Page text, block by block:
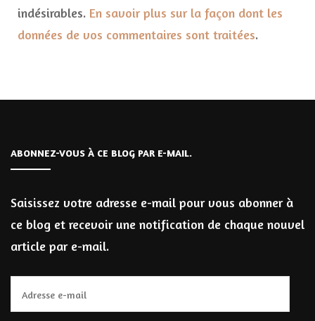
indésirables. En savoir plus sur la façon dont les
données de vos commentaires sont traitées.
ABONNEZ-VOUS À CE BLOG PAR E-MAIL.
Saisissez votre adresse e-mail pour vous abonner à
ce blog et recevoir une notification de chaque nouvel
article par e-mail.
e-